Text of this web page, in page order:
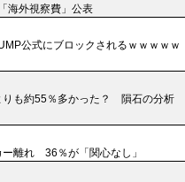
海外視察費」公表
公式にブロックされるｗｗｗｗｗ
りも約55％多かった？ 隕石の分析
ー離れ 36％が「関心なし」